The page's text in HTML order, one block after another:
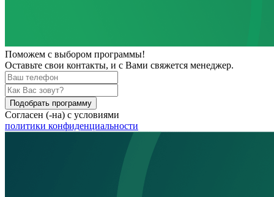
Поможем с выбором программы!
Оставьте свои контакты, и с Вами свяжется менеджер.
Подобрать программу
Согласен (-на) с условиями
политики конфиденциальности